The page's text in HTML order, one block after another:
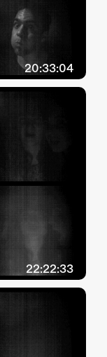
20:33:04
22:22:33